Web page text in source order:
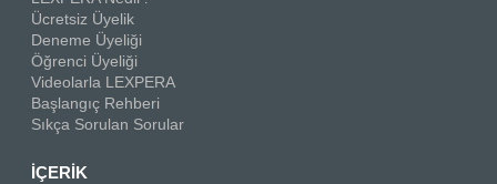
Ücretsiz Üyelik
Deneme Üyeliği
Öğrenci Üyeliği
Videolarla LEXPERA
Başlangıç Rehberi
Sıkça Sorulan Sorular
İÇERİK